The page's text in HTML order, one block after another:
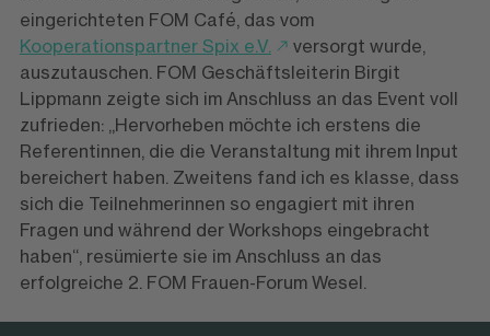
eingerichteten FOM Café, das vom
Kooperationspartner Spix e.V.
versorgt wurde,
auszutauschen. FOM Geschäftsleiterin Birgit
Lippmann zeigte sich im Anschluss an das Event voll
zufrieden: „Hervorheben möchte ich erstens die
Referentinnen, die die Veranstaltung mit ihrem Input
bereichert haben. Zweitens fand ich es klasse, dass
sich die Teilnehmerinnen so engagiert mit ihren
Fragen und während der Workshops eingebracht
haben“, resümierte sie im Anschluss an das
erfolgreiche 2. FOM Frauen-Forum Wesel.